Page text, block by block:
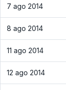
7 ago 2014
8 ago 2014
11 ago 2014
12 ago 2014